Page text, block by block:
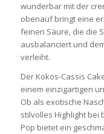
wunderbar mit der
obenauf bringt eine
feinen Säure, die die
ausbalanciert und
verleiht.
Der Kokos-Cassis
einem einzigartigen
Ob als exotische
stilvolles Highlight bei
Pop bietet ein